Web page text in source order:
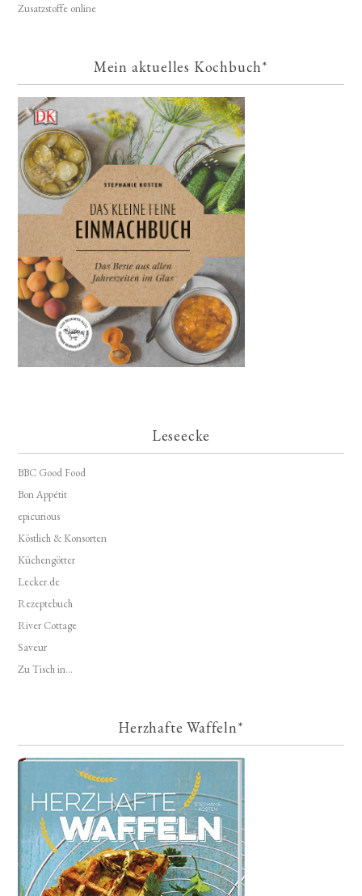
Zusatzstoffe online
Mein aktuelles Kochbuch*
Leseecke
BBC Good Food
Bon Appétit
epicurious
Köstlich & Konsorten
Küchengötter
Lecker.de
Rezeptebuch
River Cottage
Saveur
Zu Tisch in...
Herzhafte Waffeln*